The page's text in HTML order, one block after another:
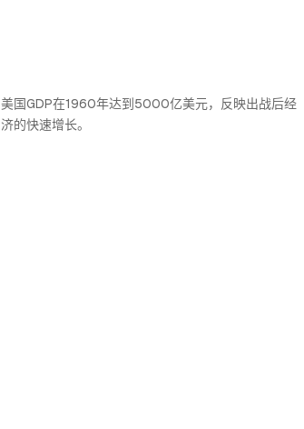
美国GDP在1960年达到5000亿美元，反映出战后经
济的快速增长。